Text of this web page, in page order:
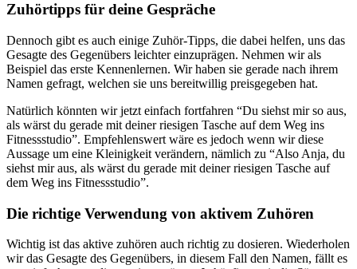
Zuhörtipps für deine Gespräche
Dennoch gibt es auch einige Zuhör-Tipps, die dabei helfen, uns das
Gesagte des Gegenübers leichter einzuprägen. Nehmen wir als
Beispiel das erste Kennenlernen. Wir haben sie gerade nach ihrem
Namen gefragt, welchen sie uns bereitwillig preisgegeben hat.
Natürlich könnten wir jetzt einfach fortfahren “Du siehst mir so aus,
als wärst du gerade mit deiner riesigen Tasche auf dem Weg ins
Fitnessstudio”. Empfehlenswert wäre es jedoch wenn wir diese
Aussage um eine Kleinigkeit verändern, nämlich zu “Also Anja, du
siehst mir aus, als wärst du gerade mit deiner riesigen Tasche auf
dem Weg ins Fitnessstudio”.
Die richtige Verwendung von aktivem Zuhören
Wichtig ist das aktive zuhören auch richtig zu dosieren. Wiederholen
wir das Gesagte des Gegenübers, in diesem Fall den Namen, fällt es